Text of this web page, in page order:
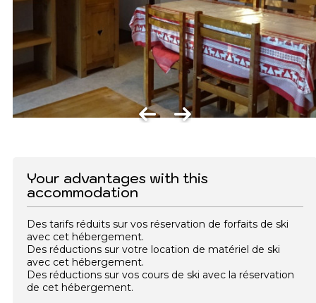
Your advantages with this
accommodation
Des tarifs réduits sur vos réservation de forfaits de ski
avec cet hébergement.
Des réductions sur votre location de matériel de ski
avec cet hébergement.
Des réductions sur vos cours de ski avec la réservation
de cet hébergement.